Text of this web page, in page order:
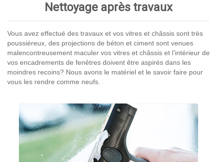
Nettoyage après travaux
Vous avez effectué des travaux et vos vitres et châssis sont très
poussiéreux, des projections de béton et ciment sont venues
malencontreusement maculer vos vitres et châssis et l’intérieur de
vos encadrements de fenêtres doivent être aspirés dans les
moindres recoins? Nous avons le matériel et le savoir faire pour
vous les rendre comme neufs.